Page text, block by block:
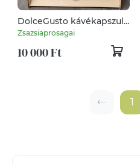
DolceGusto kávékapszula
tartó
Zsazsiaprosagai
10 000 Ft
1